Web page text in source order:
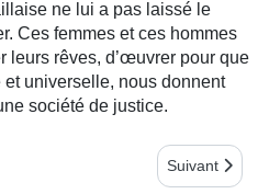
ne lui a pas laissé le
Ces femmes et ces hommes
leurs rêves, d’œuvrer pour que
universelle, nous donnent
société de justice.
en l’honneur de la
Article
Suivant